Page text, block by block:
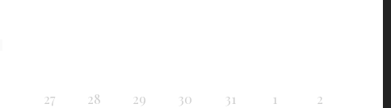
27 28 29 30 31 1 2